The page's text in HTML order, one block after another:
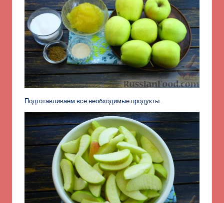
Подготавливаем все необходимые продукты.